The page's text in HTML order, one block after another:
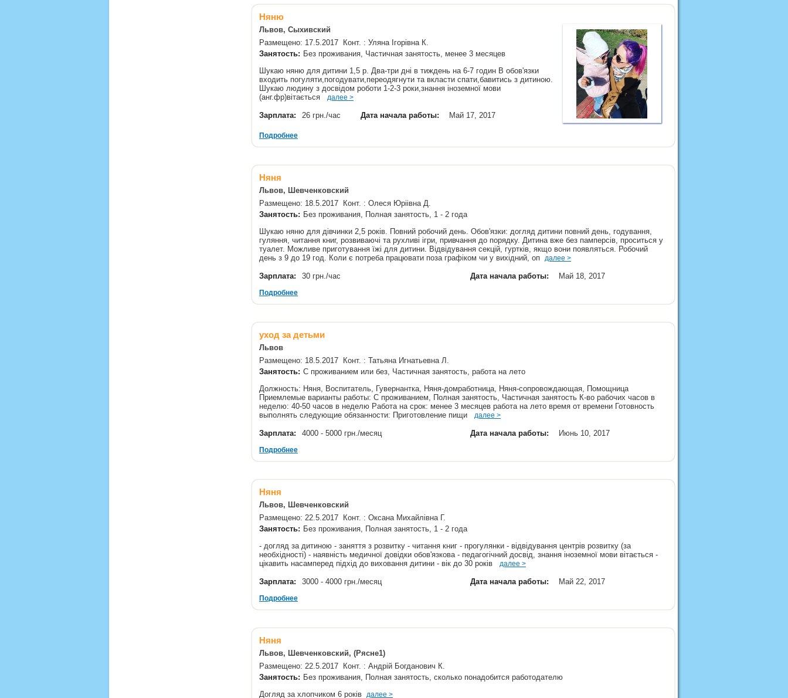
Няню
Львов, Сыхивский
Размещено: 17.5.2017 Конт. : Уляна Ігорівна К.
Занятость: Без проживания, Частичная занятость, менее 3 месяцев
Шукаю няню для дитини 1,5 р. Два-три дні в тиждень на 6-7 годин В обов'язки
входить погуляти,погодувати,переодягнути та вкласти спати,бавитись з дитиною.
Шукаю людину з досвідом роботи 1-2-3 роки,знання іноземної мови
(анг.фр)вітається далее >
Зарплата: 26 грн./час Дата начала работы: Май 17, 2017
Подробнее
Няня
Львов, Шевченковский
Размещено: 18.5.2017 Конт. : Олеся Юріівна Д.
Занятость: Без проживания, Полная занятость, 1 - 2 года
Шукаю няню для дівчинки 2,5 років. Повний робочий день. Обов'язки: догляд дитини повний день, годування,
гуляння, читання книг, розвиваючі та рухливі ігри, привчання до порядку. Дитина вже без памперсів, проситься у
туалет. Можливе приготування їжі для дитини. Відвідування секцій, гуртків, якщо вони появляться. Робочий
день з 9 до 19 год. Коли є потреба працювати поза графіком чи у вихідний, оп далее >
Зарплата: 30 грн./час Дата начала работы: Май 18, 2017
Подробнее
уход за детьми
Львов
Размещено: 18.5.2017 Конт. : Татьяна Игнатьевна Л.
Занятость: С проживанием или без, Частичная занятость, работа на лето
Должность: Няня, Воспитатель, Гувернантка, Няня-домработница, Няня-сопровождающая, Помощница
Приемлемые варианты работы: С проживанием, Полная занятость, Частичная занятость К-во рабочих часов в
неделю: 40-50 часов в неделю Работа на срок: менее 3 месяцев работа на лето время от времени Готовность
выполнять следующие обязанности: Приготовление пищи далее >
Зарплата: 4000 - 5000 грн./месяц Дата начала работы: Июнь 10, 2017
Подробнее
Няня
Львов, Шевченковский
Размещено: 22.5.2017 Конт. : Оксана Михайлівна Г.
Занятость: Без проживания, Полная занятость, 1 - 2 года
- догляд за дитиною - заняття з розвитку - читання книг - прогулянки - відвідування центрів розвитку (за
необхідності) - наявність медичної довідки обов'язкова - педагогічний досвід, знання іноземної мови вітається -
цікавить насамперед підхід до виховання дитини - вік до 30 років далее >
Зарплата: 3000 - 4000 грн./месяц Дата начала работы: Май 22, 2017
Подробнее
Няня
Львов, Шевченковский, (Рясне1)
Размещено: 22.5.2017 Конт. : Андрій Богданович К.
Занятость: Без проживания, Полная занятость, сколько понадобится работодателю
Догляд за хлопчиком 6 років далее >